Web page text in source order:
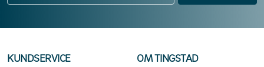
KUNDSERVICE
OM TINGSTAD